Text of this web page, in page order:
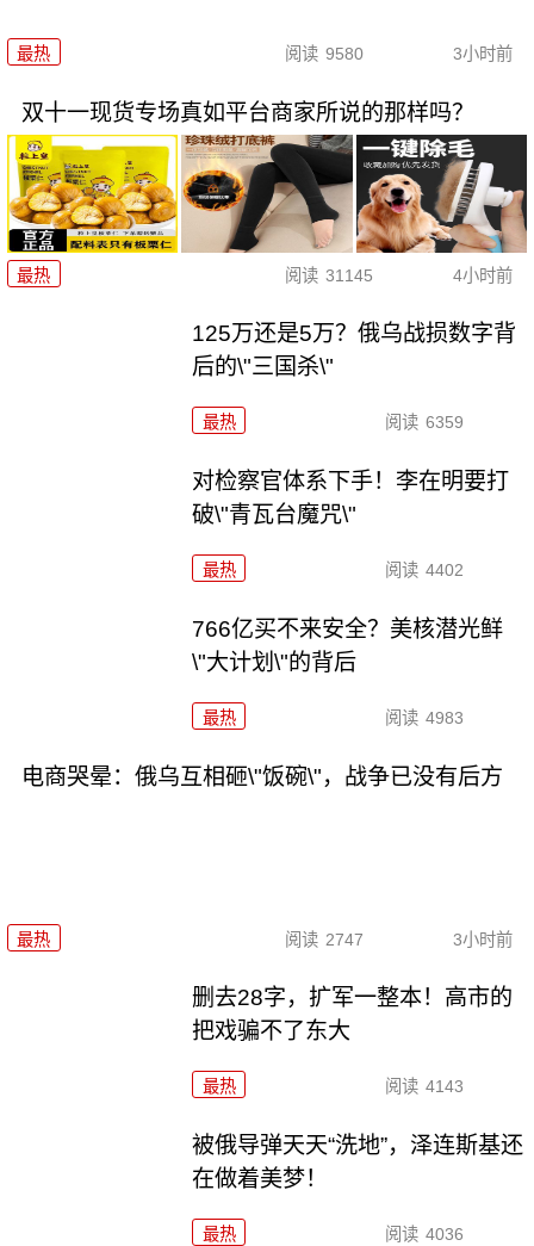
最热 阅读 9580 3小时前
双十一现货专场真如平台商家所说的那样吗？
最热 阅读 31145 4小时前
125万还是5万？俄乌战损数字背
后的\"三国杀\"
最热 阅读 6359
对检察官体系下手！李在明要打
破\"青瓦台魔咒\"
最热 阅读 4402
766亿买不来安全？美核潜光鲜
\"大计划\"的背后
最热 阅读 4983
电商哭晕：俄乌互相砸\"饭碗\"，战争已没有后方
最热 阅读 2747 3小时前
删去28字，扩军一整本！高市的
把戏骗不了东大
最热 阅读 4143
被俄导弹天天“洗地”，泽连斯基还
在做着美梦！
最热 阅读 4036